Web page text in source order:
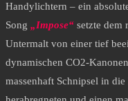
Handylichtern – ein
Song „Impose“ setzte dem
Untermalt von einer tief
dynamischen CO2-
massenhaft Schnipsel in